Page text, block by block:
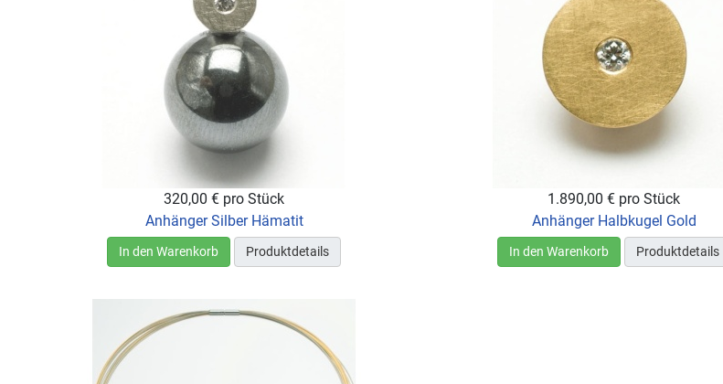
320,00 € pro Stück
Anhänger Silber Hämatit
In den Warenkorb Produktdetails
1.890,00 € pro Stück
Anhänger Halbkugel Gold
In den Warenkorb Produktdetails